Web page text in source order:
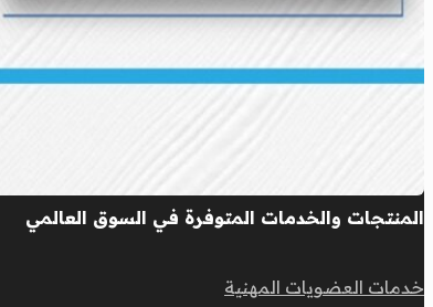
المنتجات والخدمات المتوفرة في السوق العالمي
خدمات العضويات المهنية